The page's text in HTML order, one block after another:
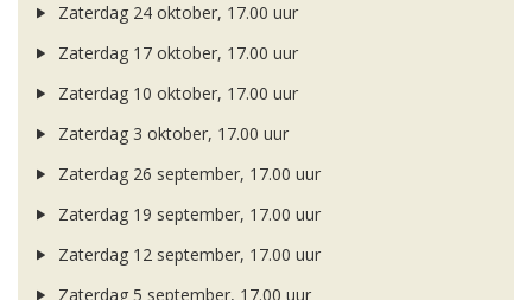
Zaterdag 24 oktober, 17.00 uur
Zaterdag 17 oktober, 17.00 uur
Zaterdag 10 oktober, 17.00 uur
Zaterdag 3 oktober, 17.00 uur
Zaterdag 26 september, 17.00 uur
Zaterdag 19 september, 17.00 uur
Zaterdag 12 september, 17.00 uur
Zaterdag 5 september, 17.00 uur